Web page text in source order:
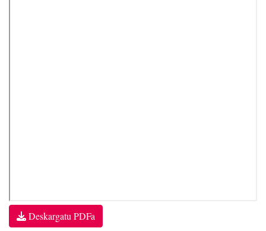
Deskargatu PDFa